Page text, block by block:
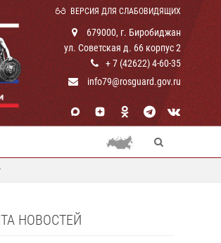
ВЕРСИЯ ДЛЯ СЛАБОВИДЯЩИХ
679000, г. Биробиджан
ул. Советская д. 66 корпус 2
+ 7 (42622) 4-60-35
info79@rosguard.gov.ru
НОВОСТЕЙ